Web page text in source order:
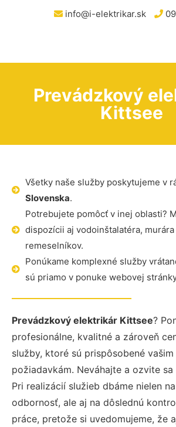
info@i-elektrikar.sk
Prevádzkový
Kittsee
Všetky naše služby poskytujeme v
Slovenska.
Potrebujete pomôcť v inej oblasti?
dispozícii aj vodoinštalatéra,
remeselníkov.
Ponúkame komplexné služby
sú priamo v ponuke webovej
Prevádzkový elektrikár Kittsee?
profesionálne, kvalitné a zároveň
služby, ktoré sú prispôsobené
požiadavkám. Neváhajte a ozvite sa
Pri realizácií služieb dbáme nielen
odbornosť, ale aj na dôslednú
práce, pretože si uvedomujeme, že